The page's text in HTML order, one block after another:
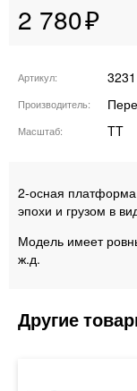
2 780
Артикул 3231
Производитель
Масштаб TT
2-осная
эпохи и грузом в
Модель имеет
ж.д.